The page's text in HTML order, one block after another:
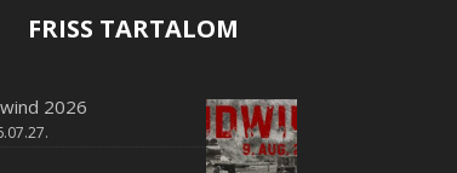
FRISS TARTALOM
2026